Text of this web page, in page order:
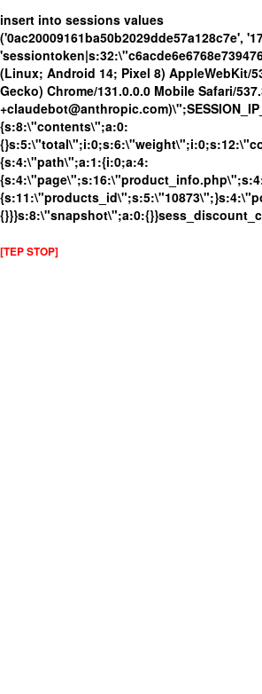
insert into sessions values
('0ac20009161ba50b2029dde57a128c7e',
(Linux; Android 14; Pixel 8) AppleWebKit/
Gecko) Chrome/131.0.0.0 Mobile Safari/
{s:8:\"contents\";a:0:
{s:4:\"path\";a:1:{i:0;a:4:
[TEP STOP]